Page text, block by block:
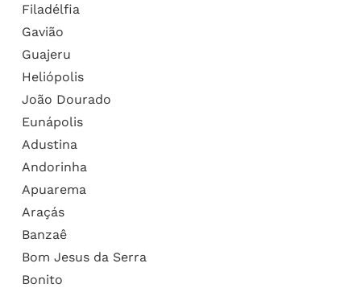
Filadélfia
Gavião
Guajeru
Heliópolis
João Dourado
Eunápolis
Adustina
Andorinha
Apuarema
Araçás
Banzaê
Bom Jesus da Serra
Bonito